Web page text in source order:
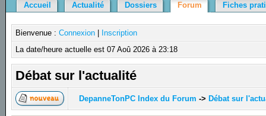
Accueil Actualité Dossiers Forum Fiches
Bienvenue :Connexion
Inscription
La date/heure actuelle est 07 Aoû 2026 à 23:18
Débat sur l'actualité
DepanneTonPC Index du Forum ->Débat sur